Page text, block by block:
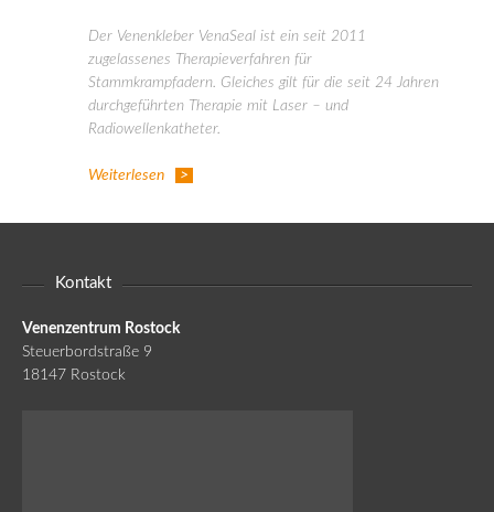
Der Venenkleber VenaSeal ist ein seit 2011
zugelassenes Therapieverfahren für
Stammkrampfadern. Gleiches gilt für die seit 24 Jahren
durchgeführten Therapie mit Laser – und
Radiowellenkatheter.
Weiterlesen
Kontakt
Venenzentrum Rostock
Steuerbordstraße 9
18147 Rostock